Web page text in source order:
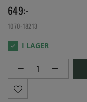
649:-
1070-18213